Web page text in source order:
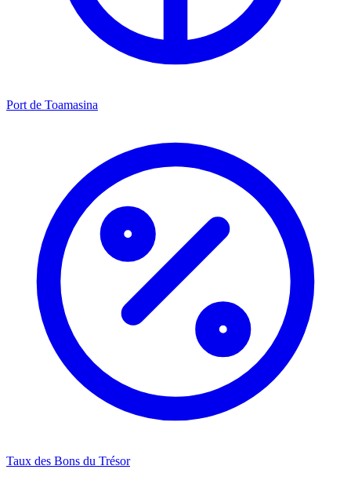
Port de Toamasina
Taux des Bons du Trésor